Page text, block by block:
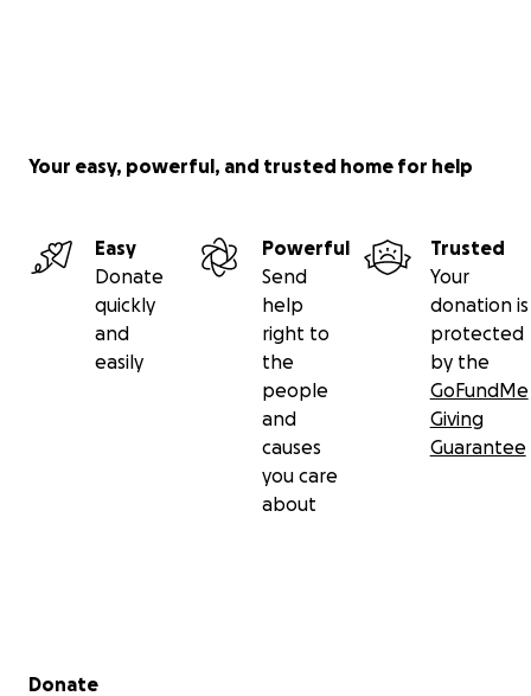
partidos de liga y las sesiones de entrenamiento.
Your easy, powerful, and trusted home for help
Easy
Donate
quickly
and
easily
Powerful
Send
help
right to
the
people
and
causes
you care
about
Trusted
Your
donation is
protected
by the
GoFundMe
Giving
Guarantee
Secondary menu
Donate